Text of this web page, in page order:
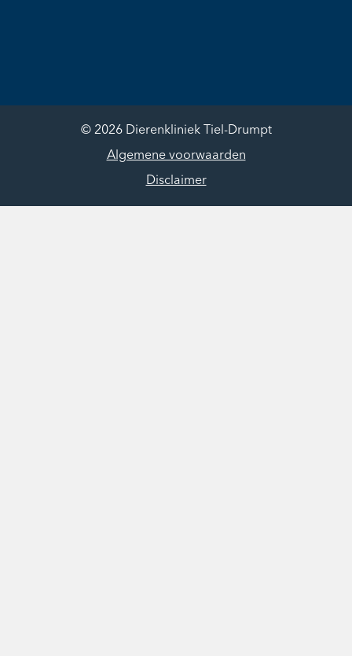
© 2026 Dierenkliniek Tiel-Drumpt
Algemene voorwaarden
Disclaimer